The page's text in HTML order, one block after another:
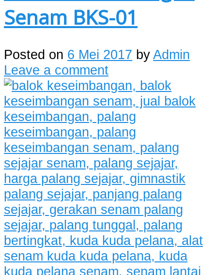
Senam BKS-01
Posted on 6 Mei 2017 byAdmin
Leave a comment